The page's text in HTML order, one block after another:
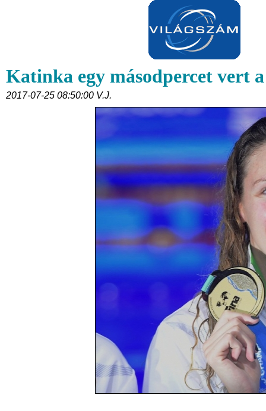
Katinka egy másodpercet vert
2017-07-25 08:50:00 V.J.